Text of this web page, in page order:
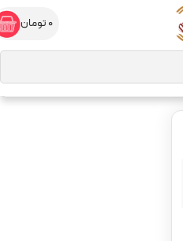
0تومان